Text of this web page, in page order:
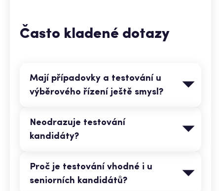
Často kladené dotazy
Mají případovky a testování u
výběrového řízení ještě smysl?
Neodrazuje testování
kandidáty?
Proč je testování vhodné i u
seniorních kandidátů?